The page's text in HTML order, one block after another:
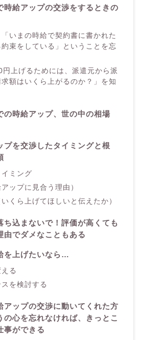
時給アップの交渉をするときの
いまの時給で契約書に書かれた
束をしている」ということを忘
円上げるためには、派遣元から派
額はいくら上がるのか？」を知
の時給アップ、世の中の相場
プを交渉したタイミングと根
ミング
ップに見合う理由）
くら上げてほしいと伝えたか）
ち込まないで！評価が高くても
由でダメなこともある
を上げたいなら…
る
を検討する
ップの交渉に動いてくれた方
の心を忘れなければ、きっとこ
事ができる